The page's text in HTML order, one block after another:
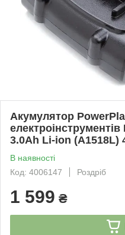
Акумулятор
3.0Ah Li-ion (A1518L)
В наявності
Код: 4006147
Роздріб
1 599 ₴